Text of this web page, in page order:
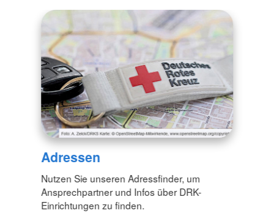
Adressen
Nutzen Sie unseren Adressfinder, um
Ansprechpartner und Infos über DRK-
Einrichtungen zu finden.